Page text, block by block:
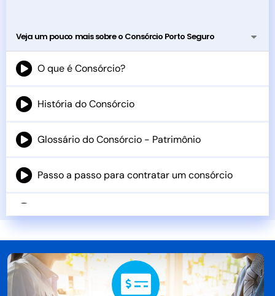
Veja um pouco mais sobre o Consórcio Porto Seguro
O que é Consórcio?
História do Consórcio
Glossário do Consórcio - Patrimônio
Passo a passo para contratar um consórcio